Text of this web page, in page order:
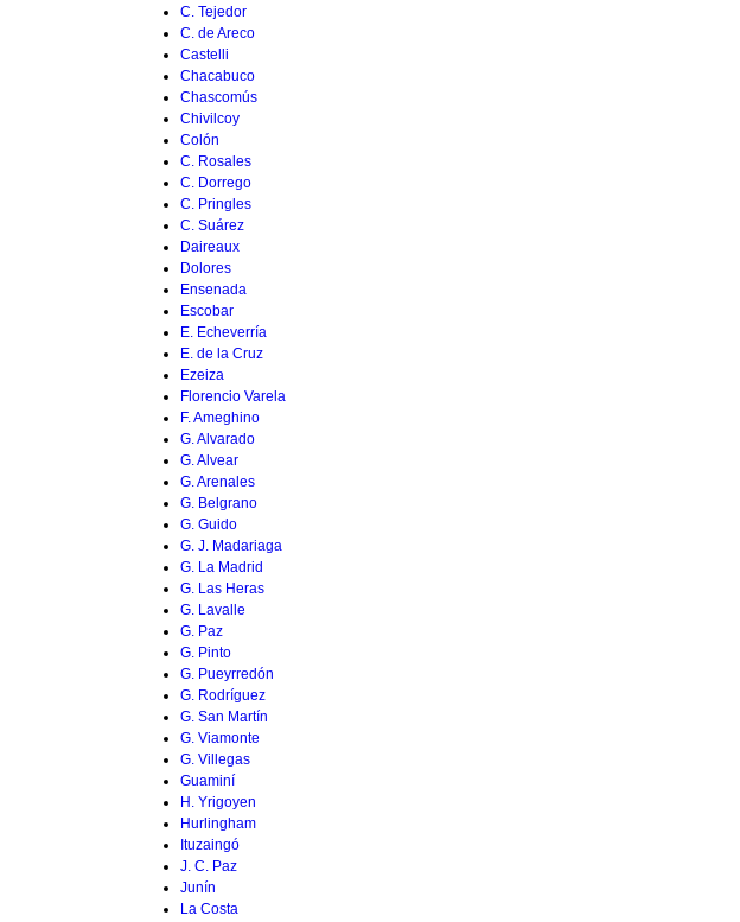
C. Tejedor
C. de Areco
Castelli
Chacabuco
Chascomús
Chivilcoy
Colón
C. Rosales
C. Dorrego
C. Pringles
C. Suárez
Daireaux
Dolores
Ensenada
Escobar
E. Echeverría
E. de la Cruz
Ezeiza
Florencio Varela
F. Ameghino
G. Alvarado
G. Alvear
G. Arenales
G. Belgrano
G. Guido
G. J. Madariaga
G. La Madrid
G. Las Heras
G. Lavalle
G. Paz
G. Pinto
G. Pueyrredón
G. Rodríguez
G. San Martín
G. Viamonte
G. Villegas
Guaminí
H. Yrigoyen
Hurlingham
Ituzaingó
J. C. Paz
Junín
La Costa